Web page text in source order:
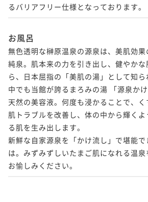
るバリアフリー仕様となっております。
お風呂
無色透明な榊原温泉の源泉は、美肌効
純泉。肌本来の力を引き出し、健やか
ら、日本屈指の「美肌の湯」として知ら
中でも当館が誇るまろみの湯 「源泉か
天然の美容液。何度も浸かることで、
肌トラブルを改善し、体の中から輝く
る肌を生み出します。
新鮮な自家源泉を「かけ流し」で堪能
は。みずみずしいたまご肌になれる温
お愉しみください。